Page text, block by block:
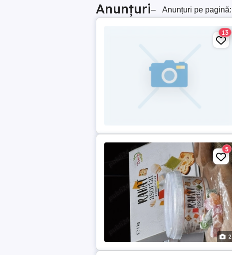
Anunțuri– Anunțuri pe pagină:
13
2
5